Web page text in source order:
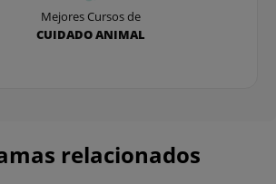
Mejores Cursos de
CUIDADO ANIMAL
relacionados